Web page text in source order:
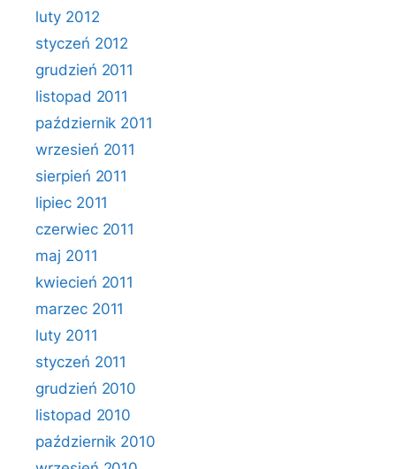
luty 2012
styczeń 2012
grudzień 2011
listopad 2011
październik 2011
wrzesień 2011
sierpień 2011
lipiec 2011
czerwiec 2011
maj 2011
kwiecień 2011
marzec 2011
luty 2011
styczeń 2011
grudzień 2010
listopad 2010
październik 2010